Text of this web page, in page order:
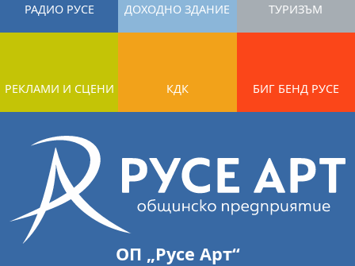
РАДИО РУСЕ ДОХОДНО ЗДАНИЕ ТУРИЗЪМ
РЕКЛАМИ И СЦЕНИ КДК БИГ БЕНД РУСЕ
ОП „Русе Арт“